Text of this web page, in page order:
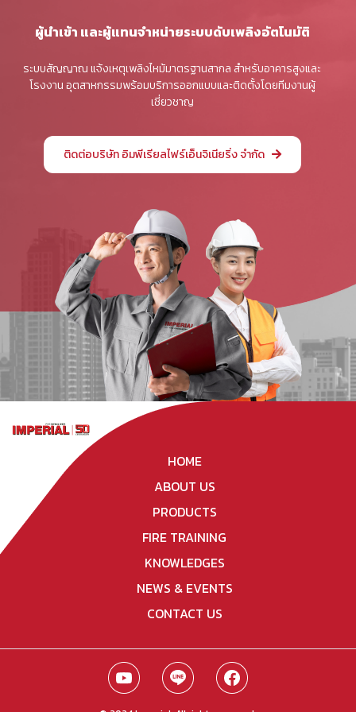
ผู้นำเข้า และผู้แทนจำหน่ายระบบดับเพลิงอัตโนมัติ
ระบบสัญญาณ แจ้งเหตุเพลิงไหม้มาตรฐานสากล สำหรับอาคารสูงและ
โรงงาน อุตสาหกรรมพร้อมบริการออกแบบและติดตั้งโดยทีมงานผู้
เชี่ยวชาญ
ติดต่อบริษัท อิมพีเรียลไฟร์เอ็นจิเนียริ่ง จำกัด
HOME
ABOUT US
PRODUCTS
FIRE TRAINING
KNOWLEDGES
NEWS & EVENTS
CONTACT US